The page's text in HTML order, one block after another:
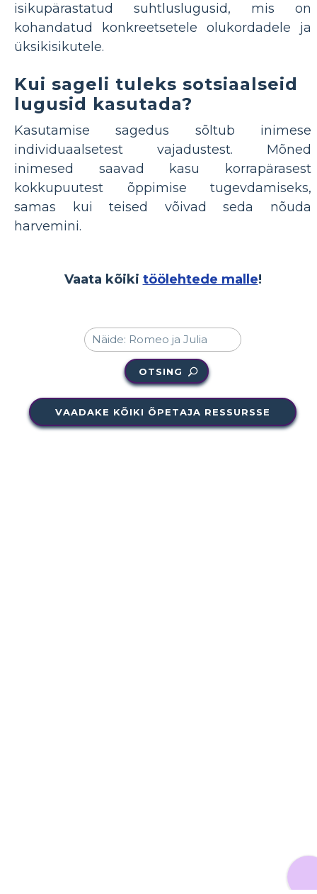
isikupärastatud suhtluslugusid, mis on
kohandatud konkreetsetele olukordadele ja
üksikisikutele.
Kui sageli tuleks sotsiaalseid
lugusid kasutada?
Kasutamise sagedus sõltub inimese
individuaalsetest vajadustest. Mõned
inimesed saavad kasu korrapärasest
kokkupuutest õppimise tugevdamiseks,
samas kui teised võivad seda nõuda
harvemini.
Vaata kõiki töölehtede malle!
OTSING
VAADAKE KÕIKI ÕPETAJA RESSURSSE